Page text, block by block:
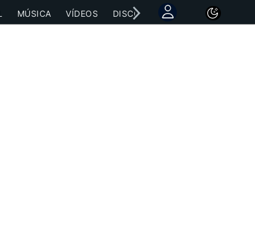
MÚSICA VÍDEOS DISCOGRAFÍAS CONCIERTOS